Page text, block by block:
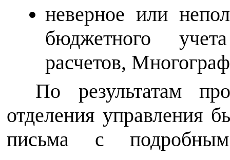
неверное или
бюджетного
расчетов,
По результатам
отделения управления
письма с